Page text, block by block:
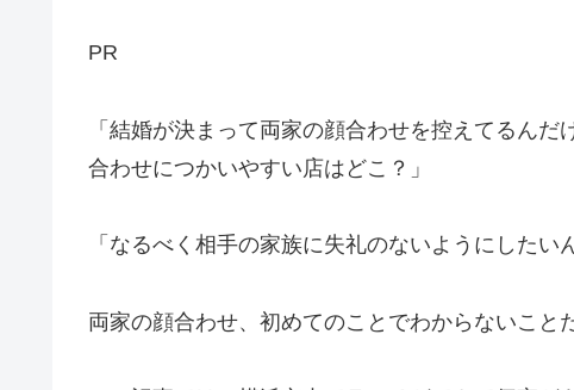
PR
「結婚が決まって両家の顔合わせを控えてるん
合わせにつかいやすい店はどこ？」
「なるべく相手の家族に失礼のないようにした
両家の顔合わせ、初めてのことでわからないこと